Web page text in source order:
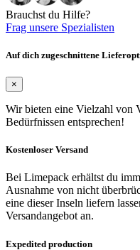
Brauchst du Hilfe?
Frag unsere Spezialisten
Auf dich zugeschnittene
×
Wir bieten eine Vielzahl von
Bedürfnissen entsprechen!
Kostenloser Versand
Bei Limepack erhältst du
Ausnahme von nicht
eine dieser Inseln liefern
Versandangebot an.
Expedited production